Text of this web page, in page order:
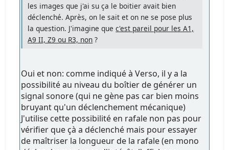
les images que j'ai su ça le boitier avait bien
déclenché. Après, on le sait et on ne se pose plus
la question. J'imagine quec'est pareil pour les A1,
A9 II, Z9 ou R3, non ?
Oui et non: comme indiqué à Verso, il y a la
possibilité au niveau du boîtier de générer un
signal sonore (qui ne gène pas car bien moins
bruyant qu'un déclenchement mécanique)
J'utilise cette possibilité en rafale non pas pour
vérifier que çà a déclenché mais pour essayer
de maîtriser la longueur de la rafale (en mono